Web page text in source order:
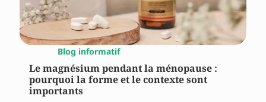
Blog informatif
Le magnésium pendant la ménopause :
pourquoi la forme et le contexte sont
importants